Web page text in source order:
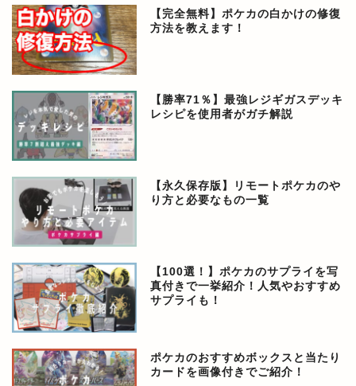
【完全無料】ポケカの白かけの修復
方法を教えます！
【勝率71％】最強レジギガスデッキ
レシピを使用者がガチ解説
【永久保存版】リモートポケカのや
り方と必要なもの一覧
【100選！】ポケカのサプライを写
真付きで一挙紹介！人気やおすすめ
サプライも！
ポケカのおすすめボックスと当たり
カードを画像付きでご紹介！